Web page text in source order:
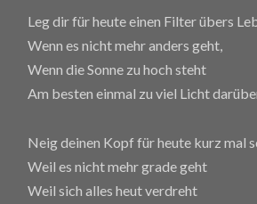
Leg dir für heute einen Filter übers
Wenn es nicht mehr anders geht,
Wenn die Sonne zu hoch steht
Am besten einmal zu viel Licht
Neig deinen Kopf für heute kurz mal
Weil es nicht mehr grade geht
Weil sich alles heut verdreht